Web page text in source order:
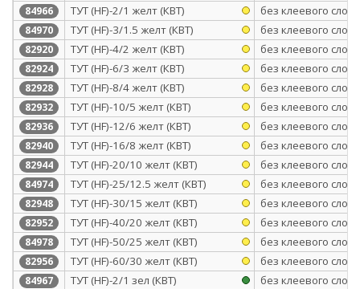
84966 ТУТ (HF)-2/1 желт (КВТ) без клеевого слоя
84970 ТУТ (HF)-3/1.5 желт (КВТ) без клеевого слоя
82920 ТУТ (HF)-4/2 желт (КВТ) без клеевого слоя
82924 ТУТ (HF)-6/3 желт (КВТ) без клеевого слоя
82928 ТУТ (HF)-8/4 желт (КВТ) без клеевого слоя
82932 ТУТ (HF)-10/5 желт (КВТ) без клеевого слоя
82936 ТУТ (HF)-12/6 желт (КВТ) без клеевого слоя
82940 ТУТ (HF)-16/8 желт (КВТ) без клеевого слоя
82944 ТУТ (HF)-20/10 желт (КВТ) без клеевого слоя
84974 ТУТ (HF)-25/12.5 желт (КВТ) без клеевого слоя
82948 ТУТ (HF)-30/15 желт (КВТ) без клеевого слоя
82952 ТУТ (HF)-40/20 желт (КВТ) без клеевого слоя
84978 ТУТ (HF)-50/25 желт (КВТ) без клеевого слоя
82956 ТУТ (HF)-60/30 желт (КВТ) без клеевого слоя
84967 ТУТ (HF)-2/1 зел (КВТ) без клеевого слоя